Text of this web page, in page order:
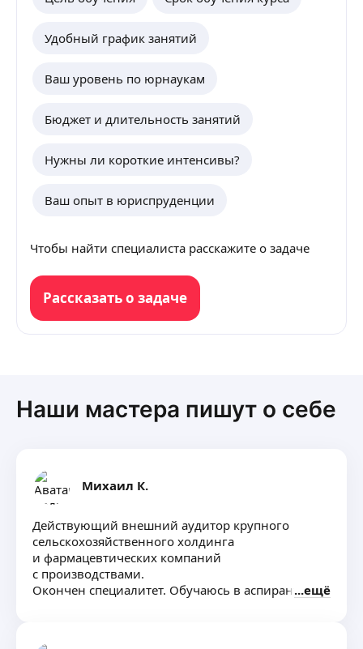
Удобный график занятий
Ваш уровень по юрнаукам
Бюджет и длительность занятий
Нужны ли короткие интенсивы?
Ваш опыт в юриспруденции
Чтобы найти специалиста расскажите о задаче
Рассказать о задаче
Наши мастера пишут о себе
Михаил К.
Действующий внешний аудитор крупного
сельскохозяйственного холдинга
и фармацевтических компаний
с производствами.
Окончен специалитет. Обучаюсь в аспирантуре
ещё